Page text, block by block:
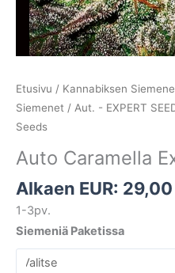
Etusivu / Kannabiksen
Siemenet / Aut. - EXPERT
Seeds
Auto Caramella
Alkaen EUR: 29,00
1-3pv.
Siemeniä Paketissa